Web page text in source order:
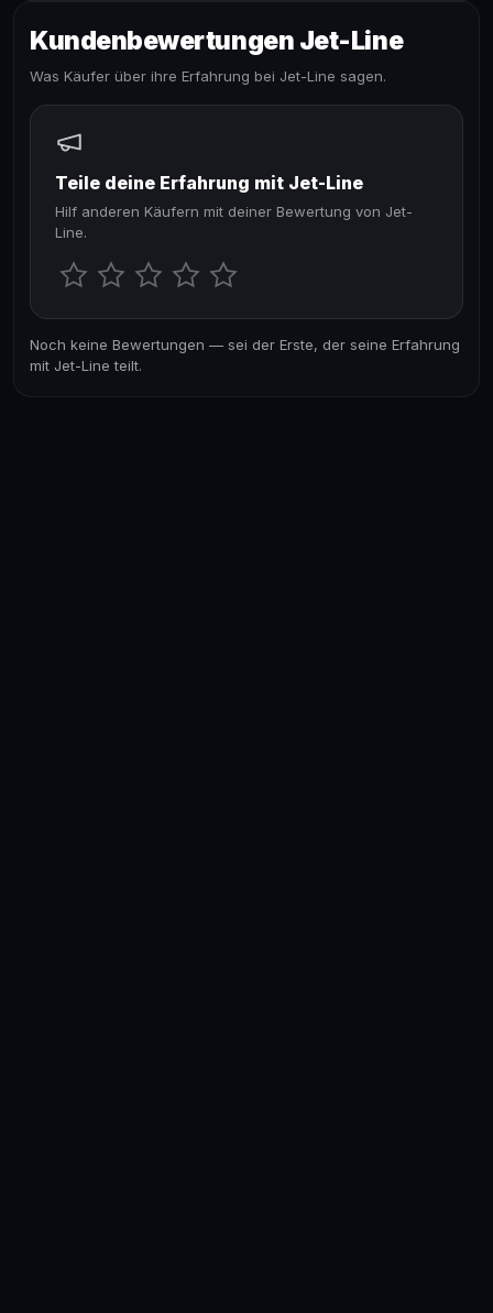
Kundenbewertungen Jet-Line
Was Käufer über ihre Erfahrung bei Jet-Line sagen.
Teile deine Erfahrung mit Jet-Line
Hilf anderen Käufern mit deiner Bewertung von Jet-
Line.
Noch keine Bewertungen — sei der Erste, der seine Erfahrung
mit Jet-Line teilt.